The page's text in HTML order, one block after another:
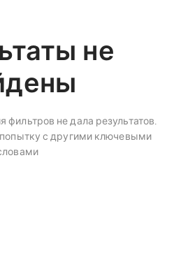
не
не дала результатов.
с другими ключевыми